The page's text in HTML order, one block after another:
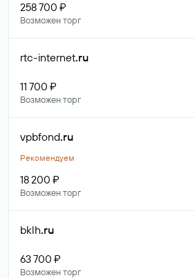
258 700 ₽
Возможен торг
rtc-internet.ru
11 700 ₽
Возможен торг
vpbfond.ru
Рекомендуем
18 200 ₽
Возможен торг
bklh.ru
63 700 ₽
Возможен торг